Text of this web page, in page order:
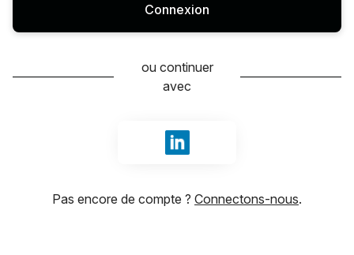
Connexion
ou continuer
avec
Se connecter avec LinkedIn
Pas encore de compte ? Connectons-nous.